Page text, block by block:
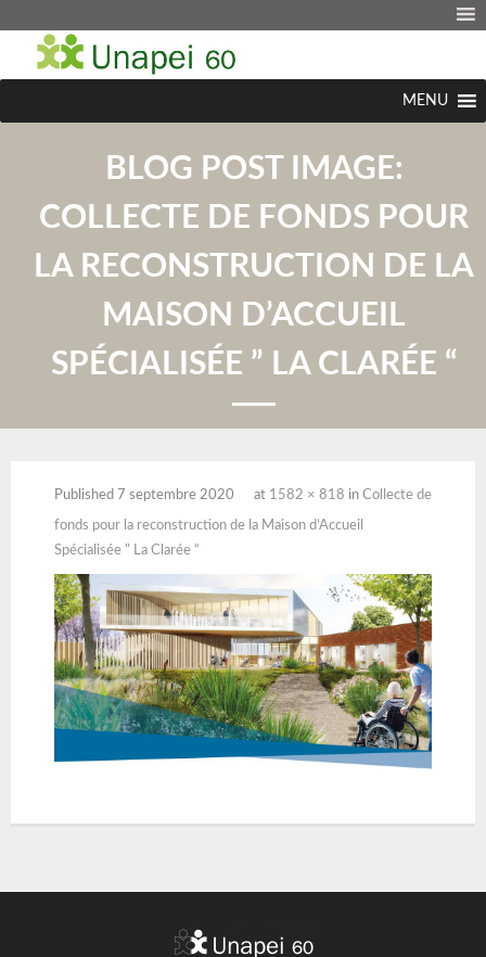
MENU
BLOG POST IMAGE:
COLLECTE DE FONDS POUR
LA RECONSTRUCTION DE LA
MAISON D’ACCUEIL
SPÉCIALISÉE ” LA CLARÉE “
Published 7 septembre 2020 at 1582 × 818 in Collecte de
fonds pour la reconstruction de la Maison d’Accueil
Spécialisée ” La Clarée “